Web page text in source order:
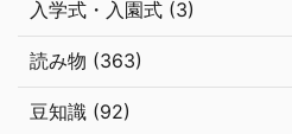
入学式・入園式 (3)
読み物 (363)
豆知識 (92)